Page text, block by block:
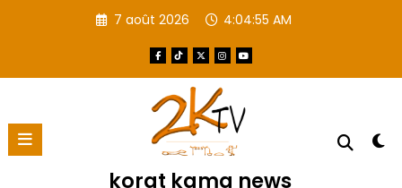
7 août 2026 4:04:56 AM
korat kama news